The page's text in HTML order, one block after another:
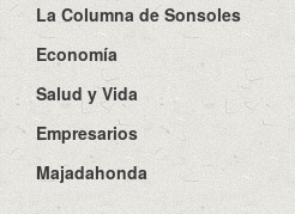
La Columna de Sonsoles
Economía
Salud y Vida
Empresarios
Majadahonda